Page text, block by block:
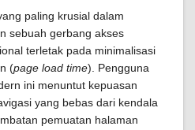
paling krusial dalam
sebuah gerbang akses
terletak pada minimalisasi
(page load time). Pengguna
ini menuntut kepuasan
yang bebas dari kendala
pemuatan halaman